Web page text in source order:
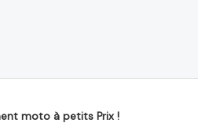
moto à petits Prix !